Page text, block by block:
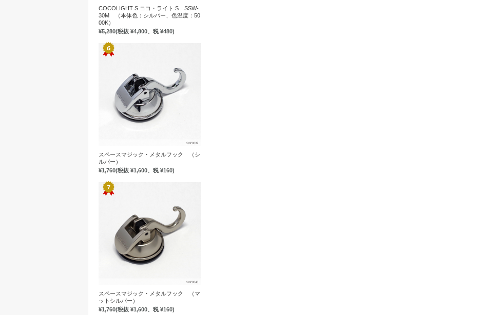
COCOLIGHT S ココ・ライト S SSW-
30M （本体色：シルバー、色温度：50
00K）
¥5,280(税抜 ¥4,800、税 ¥480)
スペースマジック・メタルフック （シ
ルバー）
¥1,760(税抜 ¥1,600、税 ¥160)
スペースマジック・メタルフック （マ
ットシルバー）
¥1,760(税抜 ¥1,600、税 ¥160)